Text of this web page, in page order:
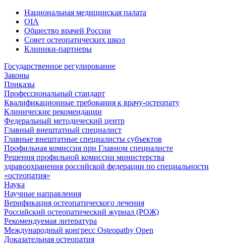
Национальная медицинская палата
OIA
Общество врачей России
Совет остеопатических школ
Клиники-партнеры
Государственное регулирование
Законы
Приказы
Профессиональный стандарт
Квалификационные требования к врачу-остеопату
Клинические рекомендации
Федеральный методический центр
Главный внештатный специалист
Главные внештатные специалисты субъектов
Профильная комиссия при Главном специалисте
Решения профильной комиссии министерства
здравоохранения российской федерации по специальности
«остеопатия»
Наука
Научные направления
Верификация остеопатического лечения
Российский остеопатический журнал (РОЖ)
Рекомендуемая литература
Международный конгресс Osteopathy Open
Доказательная остеопатия